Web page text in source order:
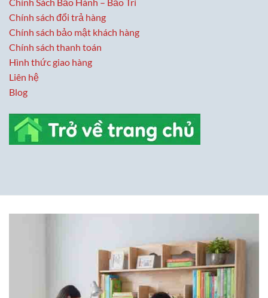
Chính sách đổi trả hàng
Chính sách bảo mật khách hàng
Chính sách thanh toán
Hình thức giao hàng
Liên hệ
Blog